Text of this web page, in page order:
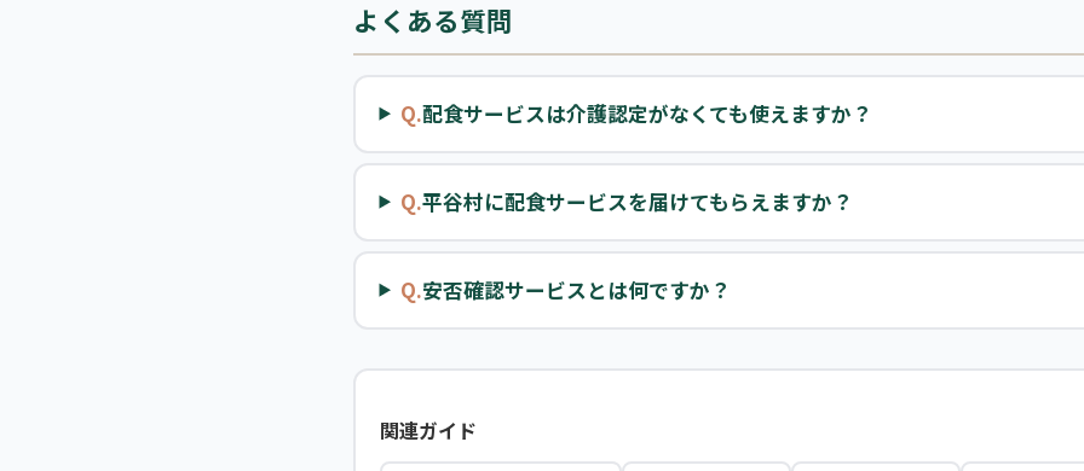
よくある質問
Q.配食サービスは介護認定がなくても使えますか？
Q.平谷村に配食サービスを届けてもらえますか？
Q.安否確認サービスとは何ですか？
関連ガイド